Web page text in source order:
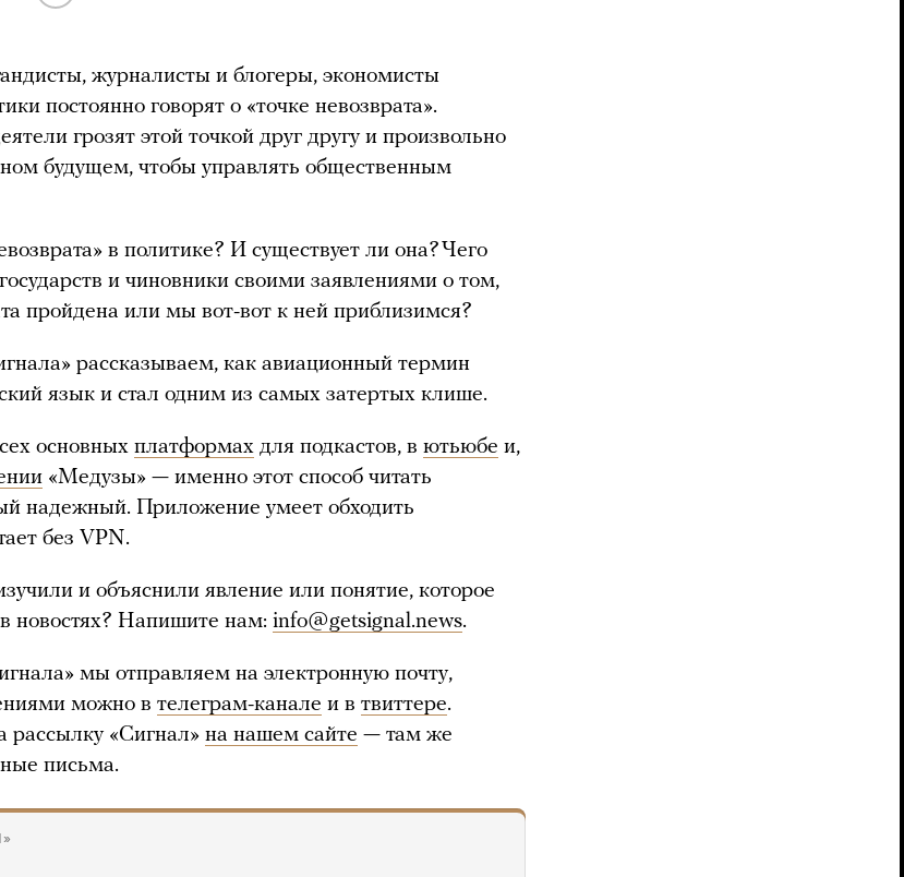
журналисты и блогеры, экономисты
постоянно говорят о «точке невозврата».
грозят этой точкой друг другу и произвольно
будущем, чтобы управлять общественным
в политике? И существует ли она? Чего
и чиновники своими заявлениями о том,
пройдена или мы вот-вот к ней приблизимся?
рассказываем, как авиационный термин
язык и стал одним из самых затертых клише.
основных платформах для подкастов, в ютьюбе и,
«Медузы» — именно этот способ читать
надежный. Приложение умеет обходить
без VPN.
и объяснили явление или понятие, которое
новостях? Напишите нам: info@getsignal.news.
мы отправляем на электронную почту,
можно в телеграм-канале и в твиттере.
рассылку «Сигнал» на нашем сайте — там же
письма.